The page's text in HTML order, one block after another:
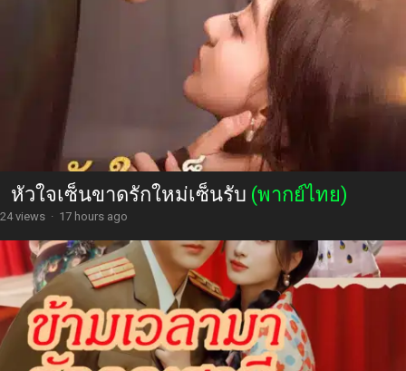
หัวใจเซ็นขาดรักใหม่เซ็นรับ (พากย์ไทย)
24 views · 17 hours ago